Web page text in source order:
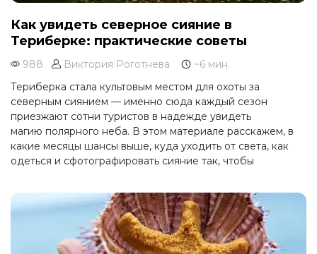
Как увидеть северное сияние в
Териберке: практические советы
988 Виктория Роготнева
~6 мин.
Териберка стала культовым местом для охоты за
северным сиянием — именно сюда каждый сезон
приезжают сотни туристов в надежде увидеть
магию полярного неба. В этом материале расскажем, в
какие месяцы шансы выше, куда уходить от света, как
одеться и сфотографировать сияние так, чтобы